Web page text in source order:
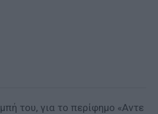
του, για το περίφημο «Aντε